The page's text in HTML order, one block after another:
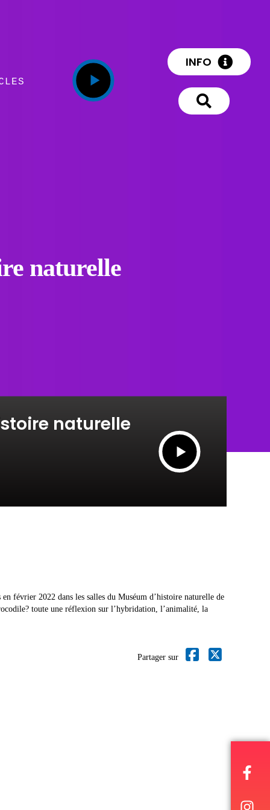
INFO
naturelle
naturelle
février 2022 dans les salles du Muséum d’histoire naturelle de
toute une réflexion sur l’hybridation, l’animalité, la
Partager sur